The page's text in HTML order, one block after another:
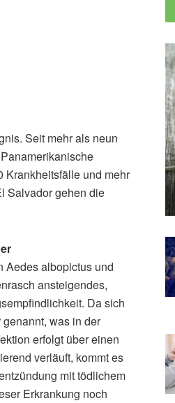
Seit mehr als neun
Krankheitsfälle und mehr
Salvador gehen die
Aedes albopictus und
ansteigendes,
Da sich
was in der
erfolgt über einen
verläuft, kommt es
mit tödlichem
Erkrankung noch